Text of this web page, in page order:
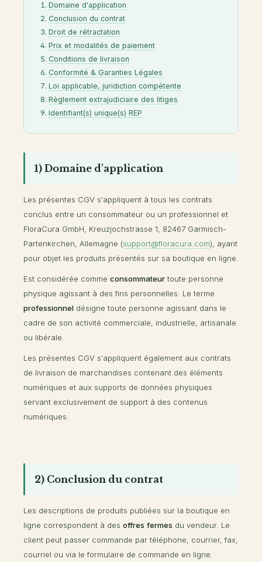
Domaine d'application
Conclusion du contrat
Droit de rétractation
Prix et modalités de paiement
Conditions de livraison
Conformité & Garanties Légales
Loi applicable, juridiction compétente
Règlement extrajudiciaire des litiges
Identifiant(s) unique(s) REP
1) Domaine d'application
Les présentes CGV s'appliquent à tous les contrats
conclus entre un consommateur ou un professionnel et
FloraCura GmbH, Kreuzjochstrasse 1, 82467 Garmisch-
Partenkirchen, Allemagne (support@floracura.com), ayant
pour objet les produits présentés sur sa boutique en ligne.
Est considérée comme consommateur toute personne
physique agissant à des fins personnelles. Le terme
professionnel désigne toute personne agissant dans le
cadre de son activité commerciale, industrielle, artisanale
ou libérale.
Les présentes CGV s'appliquent également aux contrats
de livraison de marchandises contenant des éléments
numériques et aux supports de données physiques
servant exclusivement de support à des contenus
numériques.
2) Conclusion du contrat
Les descriptions de produits publiées sur la boutique en
ligne correspondent à des offres fermes du vendeur. Le
client peut passer commande par téléphone, courrier, fax,
courriel ou via le formulaire de commande en ligne.